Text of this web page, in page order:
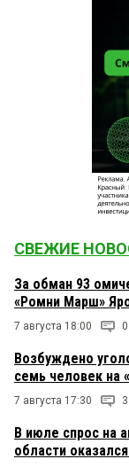
СВЕЖИЕ
За обман 93
«Ромни Марш»
7 августа 18:00 0
Возбуждено
семь человек на
7 августа 17:30 3
В июле спрос на
области